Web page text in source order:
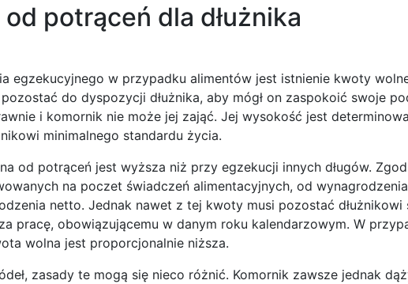
potrąceń dla dłużnika
egzekucyjnego w przypadku alimentów jest istnienie kwoty
do dyspozycji dłużnika, aby mógł on zaspokoić swoje
i komornik nie może jej zająć. Jej wysokość jest
minimalnego standardu życia.
od potrąceń jest wyższa niż przy egzekucji innych długów.
na poczet świadczeń alimentacyjnych, od
netto. Jednak nawet z tej kwoty musi pozostać dłużnikowi
pracę, obowiązującemu w danym roku kalendarzowym. W
wolna jest proporcjonalnie niższa.
zasady te mogą się nieco różnić. Komornik zawsze jednak